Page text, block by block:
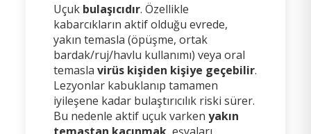
Uçuk bulaşıcıdır. Özellikle
kabarcıkların aktif olduğu evrede,
yakın temasla (öpüşme, ortak
bardak/ruj/havlu kullanımı) veya oral
temasla virüs kişiden kişiye geçebilir.
Lezyonlar kabuklanıp tamamen
iyileşene kadar bulaştırıcılık riski sürer.
Bu nedenle aktif uçuk varken yakın